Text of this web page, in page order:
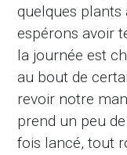
quelques
espérons avoir
la journée est
au bout de
revoir notre
prend un peu
fois lancé, tout